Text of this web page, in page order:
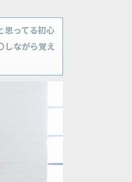
思ってる初心
しながら覚え